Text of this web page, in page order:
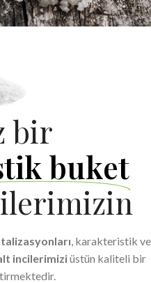
bir
buket
, karakteristik ve
incilerimiziüstün kaliteli bir